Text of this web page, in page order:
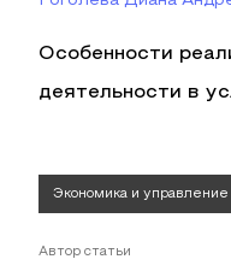
Особенности
деятельности в
Экономика и управление
Автор статьи